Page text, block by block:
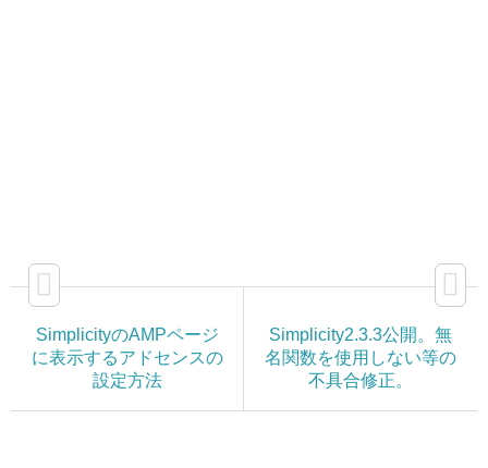
SimplicityのAMPページ
に表示するアドセンスの
設定方法
Simplicity2.3.3公開。無
名関数を使用しない等の
不具合修正。